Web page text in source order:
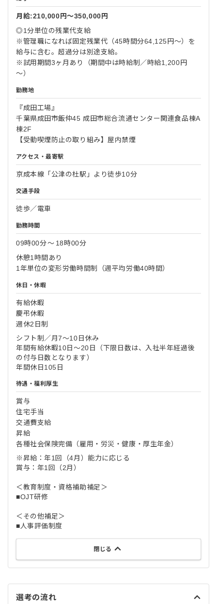
月給:210,000円〜350,000円
◎1分単位の残業代支給
※管理職になれば固定残業代（45時間分64,125円～）を
給与に含む。超過分は別途支給。
※試用期間3ヶ月あり（期間中は時給制／時給1,200円
～）
勤務地
『成田工場』
千葉県成田市飯仲45 成田市総合流通センター関連食品棟A
棟2F
【受動喫煙防止の取り組み】屋内禁煙
アクセス・最寄駅
京成本線「公津の杜駅」より徒歩10分
交通手段
徒歩／電車
勤務時間
09時00分〜 18時00分
休憩1時間あり
1年単位の変形労働時間制（週平均労働40時間）
休日・休暇
有給休暇
慶弔休暇
週休2日制
シフト制／月7～10日休み
年間有給休暇10日～20日（下限日数は、入社半年経過後
の付与日数となります）
年間休日105日
待遇・福利厚生
賞与
住宅手当
交通費支給
昇給
各種社会保険完備（雇用・労災・健康・厚生年金）
※昇給：年1回（4月）能力に応じる
賞与：年1回（2月）
＜教育制度・資格補助補足＞
■OJT研修
＜その他補足＞
■人事評価制度
閉じる
選考の流れ